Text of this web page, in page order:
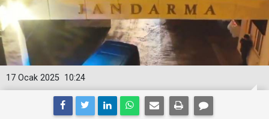
10:24
17 Ocak 2025